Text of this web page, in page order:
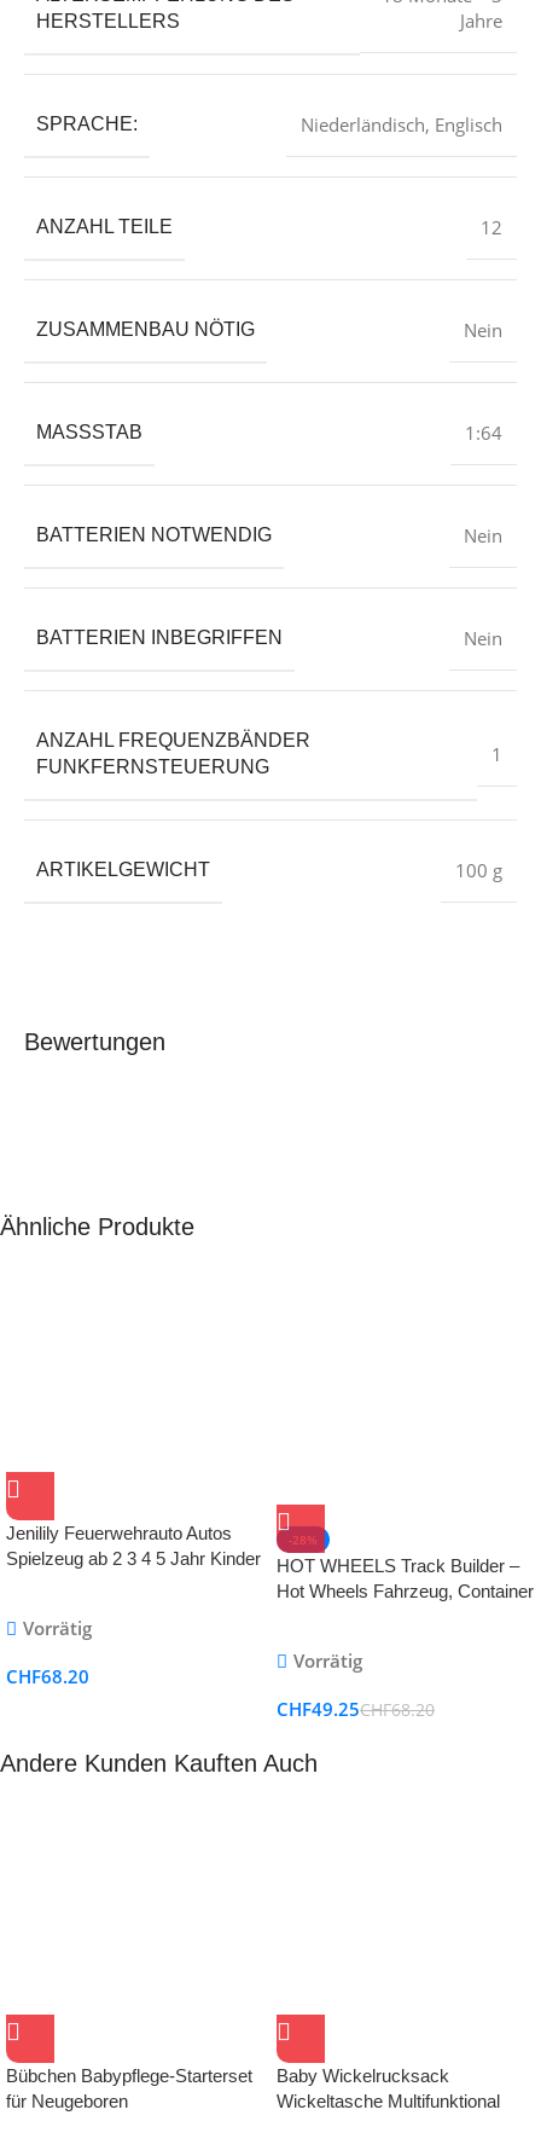
HERSTELLERS
Jahre
SPRACHE: ‎Niederländisch, Englisch
ANZAHL TEILE ‎12
ZUSAMMENBAU NÖTIG ‎Nein
MASSSTAB ‎1:64
BATTERIEN NOTWENDIG ‎Nein
BATTERIEN INBEGRIFFEN ‎Nein
ANZAHL FREQUENZBÄNDER
FUNKFERNSTEUERUNG
‎1
ARTIKELGEWICHT ‎100 g
Bewertungen
Ähnliche Produkte
Jenilily Feuerwehrauto Autos
Spielzeug ab 2 3 4 5 Jahr Kinder
Vorrätig
CHF68.20
-28%
HOT WHEELS Track Builder –
Hot Wheels Fahrzeug, Container
und Sets, für Kinder ab 4 Jahren
Vorrätig
CHF49.25CHF68.20
Andere Kunden Kauften Auch
Bübchen Babypflege-Starterset
für Neugeboren
Baby Wickelrucksack
Wickeltasche Multifunktional